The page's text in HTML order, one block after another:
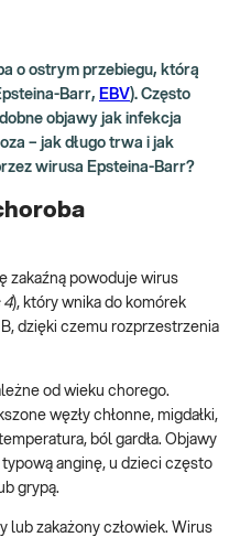
o ostrym przebiegu, którą
Barr, EBV). Często
objawy jak infekcja
– jak długo trwa i jak
wirusa Epsteina-Barr?
zakaźną powoduje wirus
4), który wnika do komórek
dzięki czemu rozprzestrzenia
od wieku chorego.
węzły chłonne, migdałki,
ból gardła. Objawy
anginę, u dzieci często
grypą.
lub zakażony człowiek. Wirus